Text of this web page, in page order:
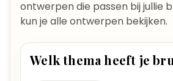
ontwerpen die passen bij jullie
kun je alle ontwerpen bekijken.
Welk thema heeft je